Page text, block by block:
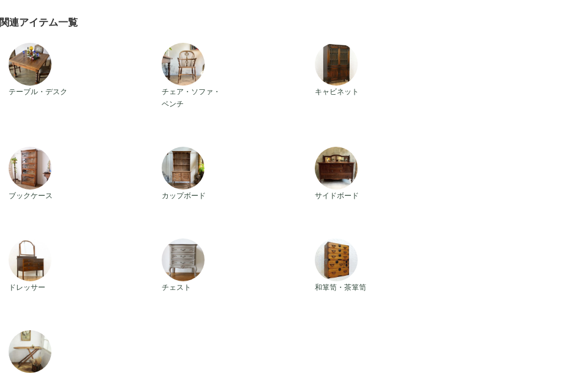
めてアンティーク家具を迎える方にも心強い情報をまとめています。家具が持つ“時代の深み”や“個体差の美
しさ”を理解しながら、自分の暮らしに合う一台を安心して選べる構成です。
本ページでは、テーブル・デスク、チェア・ソファ、キャビネット、カップボード、サイドボード、和箪笥
など、用途別の専門カテゴリを横断しながら理想の家具を探せます。日々の生活動線に馴染む実用家具か
関連アイテム一覧
アンティークテーブル・デスク
テーブル・デスク
アンティークチェア・ソファ・ベンチ
チェア・ソファ・
ベンチ
アンティークキャビネット
キャビネット
アンティークブックケース
ブックケース
アンティークカップボード
カップボード
アンティークサイドボード
サイドボード
アンティークドレッサー
ドレッサー
アンティークチェスト
チェスト
アンティーク和箪笥・茶箪笥
和箪笥・茶箪笥
アンティークその他の家具